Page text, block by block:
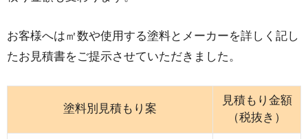
お客様へは㎡数や使用する塗料とメーカーを詳しく記し
たお見積書をご提示させていただきました。
塗料別見積もり案
見積もり金額
（税抜き）